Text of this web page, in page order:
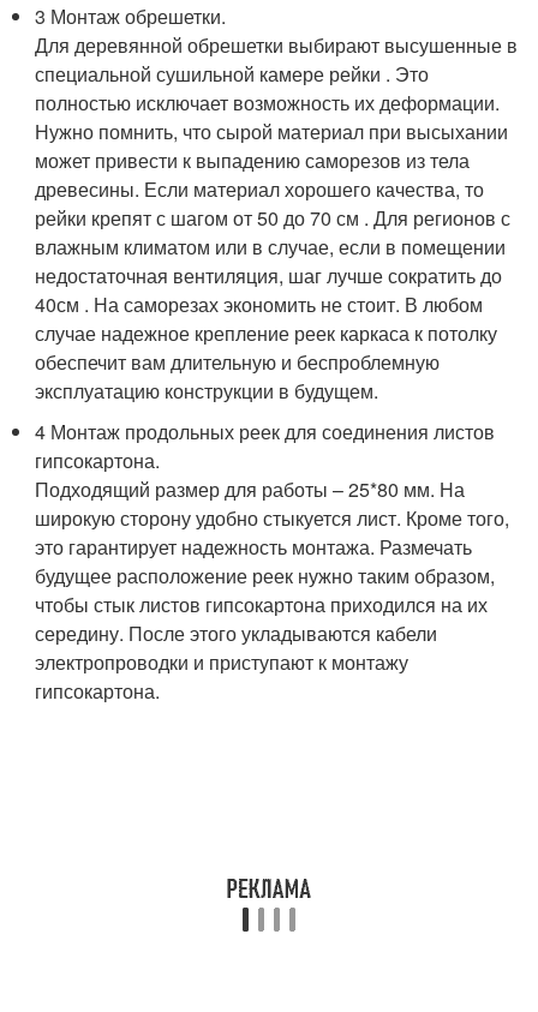
3 Монтаж обрешетки.
Для деревянной обрешетки выбирают высушенные в
специальной сушильной камере рейки . Это
полностью исключает возможность их деформации.
Нужно помнить, что сырой материал при высыхании
может привести к выпадению саморезов из тела
древесины. Если материал хорошего качества, то
рейки крепят с шагом от 50 до 70 см . Для регионов с
влажным климатом или в случае, если в помещении
недостаточная вентиляция, шаг лучше сократить до
40см . На саморезах экономить не стоит. В любом
случае надежное крепление реек каркаса к потолку
обеспечит вам длительную и беспроблемную
эксплуатацию конструкции в будущем.
4 Монтаж продольных реек для соединения листов
гипсокартона.
Подходящий размер для работы – 25*80 мм. На
широкую сторону удобно стыкуется лист. Кроме того,
это гарантирует надежность монтажа. Размечать
будущее расположение реек нужно таким образом,
чтобы стык листов гипсокартона приходился на их
середину. После этого укладываются кабели
электропроводки и приступают к монтажу
гипсокартона.